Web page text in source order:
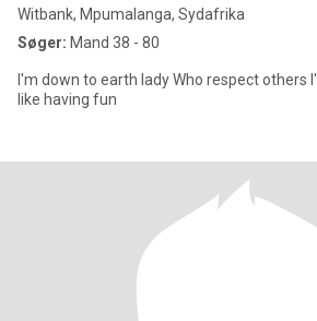
Witbank, Mpumalanga, Sydafrika
Søger: Mand 38 - 80
I'm down to earth lady Who respect others
like having fun